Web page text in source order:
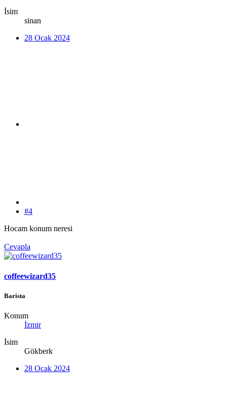
İsim
sinan
28 Ocak 2024
#4
Hocam konum neresi
Cevapla
coffeewizard35
Barista
Konum
İzmir
İsim
Gökberk
28 Ocak 2024